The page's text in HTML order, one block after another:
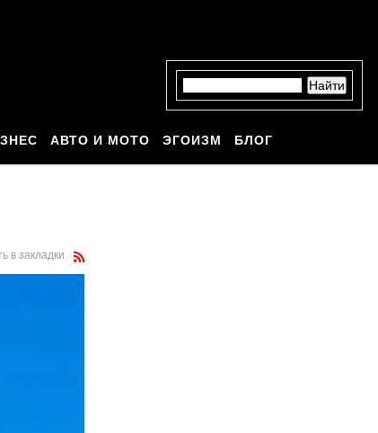
АВТО И МОТО ЭГОИЗМ БЛОГ
в закладки